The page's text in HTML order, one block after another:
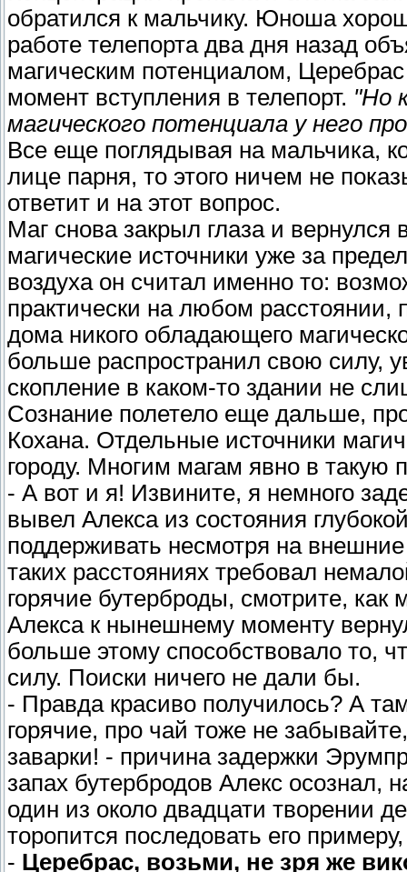
обратился к мальчику. Юноша
работе телепорта два дня назад
магическим потенциалом,
момент вступления в телепорт. "Но
магического потенциала у него
Все еще поглядывая на мальчика,
лице парня, то этого ничем не
ответит и на этот вопрос.
Маг снова закрыл глаза и
магические источники уже за
воздуха он считал именно то:
практически на любом расстоянии,
дома никого обладающего
больше распространил свою силу,
скопление в каком-то здании не
Сознание полетело еще дальше,
Кохана. Отдельные источники
городу. Многим магам явно в такую
- А вот и я! Извините, я немного
вывел Алекса из состояния
поддерживать несмотря на
таких расстояниях требовал
горячие бутерброды, смотрите, как
Алекса к нынешнему моменту
больше этому способствовало то,
силу. Поиски ничего не дали бы.
- Правда красиво получилось? А
горячие, про чай тоже не
заварки! - причина задержки
запах бутербродов Алекс осознал,
один из около двадцати творении
торопится последовать его
- Церебрас, возьми, не зря же